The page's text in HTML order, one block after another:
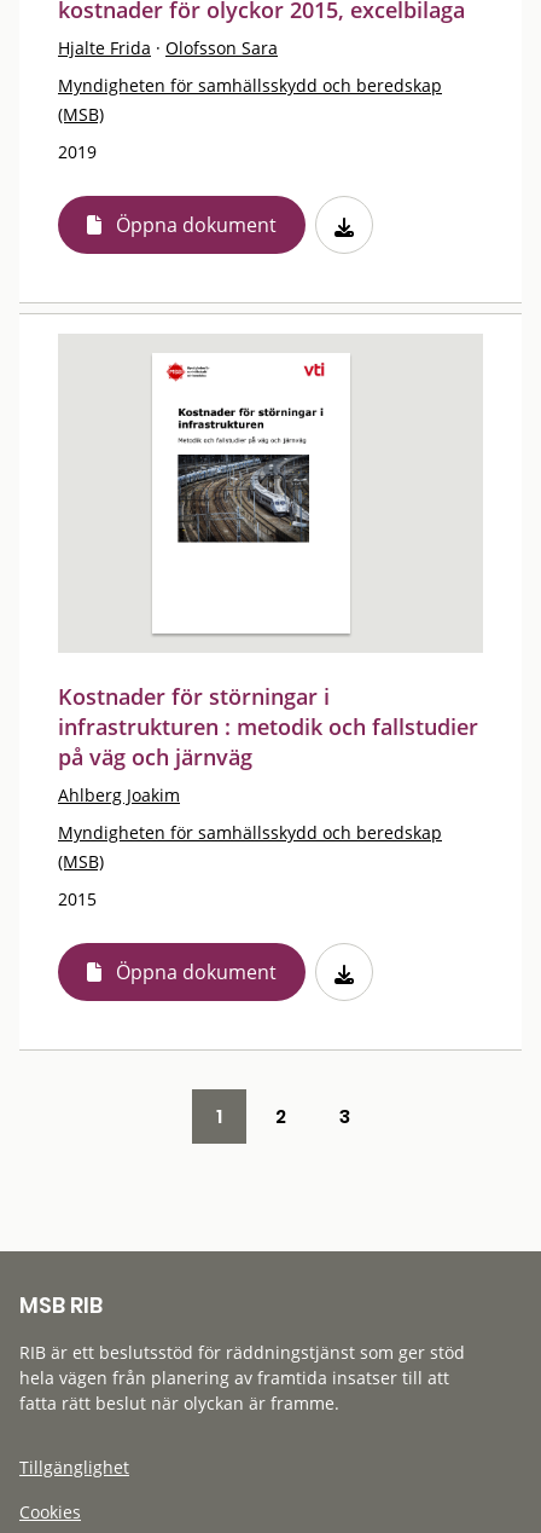
kostnader för olyckor 2015, excelbilaga
Hjalte Frida · Olofsson Sara
Myndigheten för samhällsskydd och beredskap
(MSB)
2019
Öppna dokument
Kostnader för störningar i
infrastrukturen : metodik och fallstudier
på väg och järnväg
Ahlberg Joakim
Myndigheten för samhällsskydd och beredskap
(MSB)
2015
Öppna dokument
1 2 3
MSB RIB
RIB är ett beslutsstöd för räddningstjänst som ger stöd
hela vägen från planering av framtida insatser till att
fatta rätt beslut när olyckan är framme.
Tillgänglighet
Cookies